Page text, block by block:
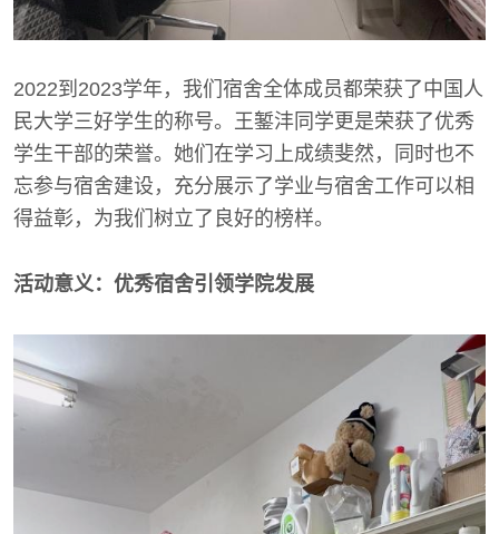
2022到2023学年，我们宿舍全体成员都荣获了中国人
民大学三好学生的称号。王錾沣同学更是荣获了优秀
学生干部的荣誉。她们在学习上成绩斐然，同时也不
忘参与宿舍建设，充分展示了学业与宿舍工作可以相
得益彰，为我们树立了良好的榜样。
活动意义：优秀宿舍引领学院发展